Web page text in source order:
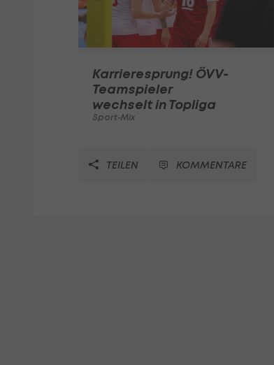
Karrieresprung! ÖVV-
Teamspieler
wechselt in Topliga
Sport-Mix
TEILEN KOMMENTARE